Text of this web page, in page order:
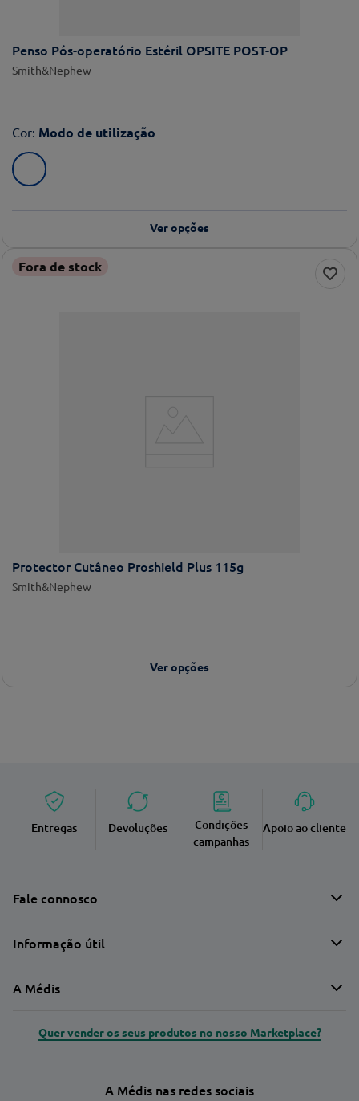
Penso Pós-operatório Estéril OPSITE POST-OP
Smith&Nephew
Cor: Modo de utilização
Ver opções
Fora de stock
Protector Cutâneo Proshield Plus 115g
Smith&Nephew
Ver opções
Entregas Devoluções
Condições
campanhas
Apoio ao cliente
Fale connosco
Informação útil
A Médis
Quer vender os seus produtos no nosso Marketplace?
A Médis nas redes sociais